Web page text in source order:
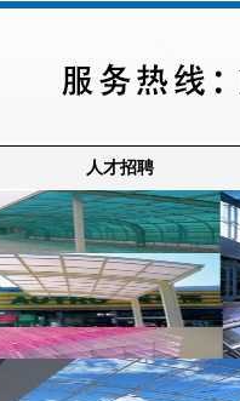
人才招聘